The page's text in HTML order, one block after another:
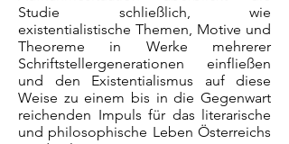
Studie schließlich, wie
existentialistische Themen, Motive und
Theoreme in Werke mehrerer
Schriftstellergenerationen einfließen
und den Existentialismus auf diese
Weise zu einem bis in die Gegenwart
reichenden Impuls für das literarische
und philosophische Leben Österreichs